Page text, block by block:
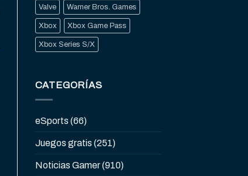
Valve Warner Bros. Games
Xbox Xbox Game Pass
Xbox Series S/X
CATEGORÍAS
eSports (66)
Juegos gratis (251)
Noticias Gamer(910)